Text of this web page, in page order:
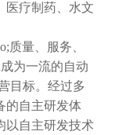
医疗制药、水文
量、服务、
为一流的自动
目标。经过多
的自主研发体
以自主研发技术